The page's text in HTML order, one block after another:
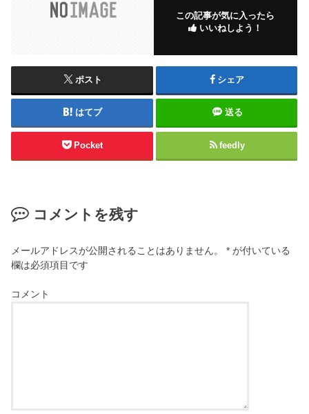
この記事が気に入ったら
いいねしよう！
ポスト シェア
はてブ 送る
Pocket feedly
コメントを残す
メールアドレスが公開されることはありません。 * が付いている
欄は必須項目です
コメント